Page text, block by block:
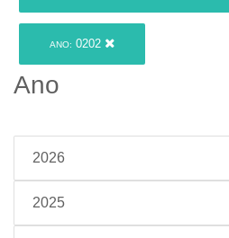
ANO: 0202
Ano
2026
2025